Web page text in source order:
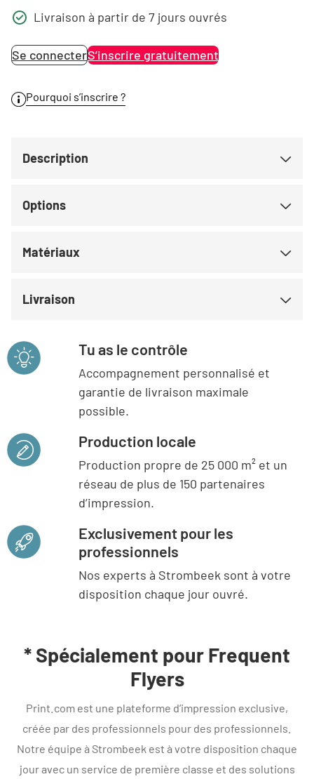
Livraison à partir de 7 jours ouvrés
Se connecterS’inscrire gratuitement
Pourquoi s’inscrire ?
Description
Options
Matériaux
Livraison
Tu as le contrôle
Accompagnement personnalisé et
garantie de livraison maximale
possible.
Production locale
Production propre de 25 000 m² et un
réseau de plus de 150 partenaires
d’impression.
Exclusivement pour les
professionnels
Nos experts à Strombeek sont à votre
disposition chaque jour ouvré.
* Spécialement pour Frequent
Flyers
Print.com est une plateforme d’impression exclusive,
créée par des professionnels pour des professionnels.
Notre équipe à Strombeek est à votre disposition chaque
jour avec un service de première classe et des solutions